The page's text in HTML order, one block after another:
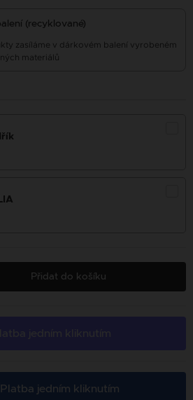
(recyklované)
zasíláme v dárkovém balení vyrobeném
materiálů
Přidat do košíku
Platba jedním kliknutím